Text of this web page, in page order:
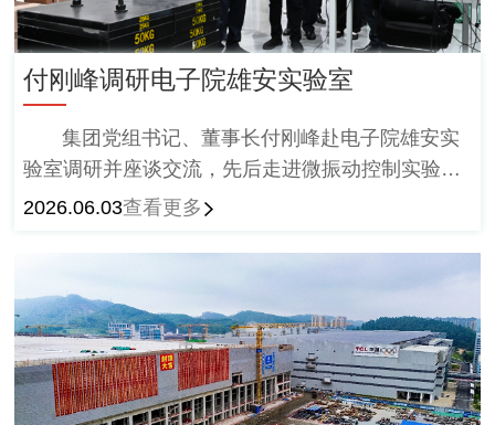
付刚峰调研电子院雄安实验室
集团党组书记、董事长付刚峰赴电子院雄安实
验室调研并座谈交流，先后走进微振动控制实验
室、洁净技术实验室现场，并与现场学术带头人、
2026.06.03查看更多